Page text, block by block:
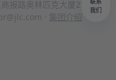
报路奥林匹克大厦27
· 集团介绍
我们